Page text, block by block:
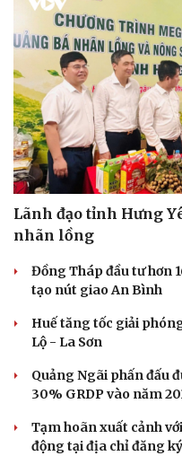
Du lịch
Tư vấn
Săn Tour
check-in
Lãnh đạo tỉnh Hưng
nhãn lồng
Đồng Tháp đầu tư hơn
tạo nút giao An Bình
Huế tăng tốc giải
Lộ - La Sơn
Quảng Ngãi phấn đấu
30% GRDP vào năm
Tạm hoãn xuất cảnh
động tại địa chỉ đăng ký